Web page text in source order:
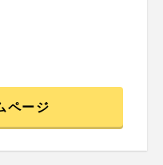
ページ